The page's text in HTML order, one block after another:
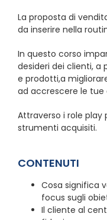
La proposta di
da inserire nella
In questo corso
desideri dei clienti, a
e prodotti,a
ad accrescere le tue
Attraverso i role
strumenti acquisiti.
CONTENUTI
Cosa significa
focus sugli
Il cliente al